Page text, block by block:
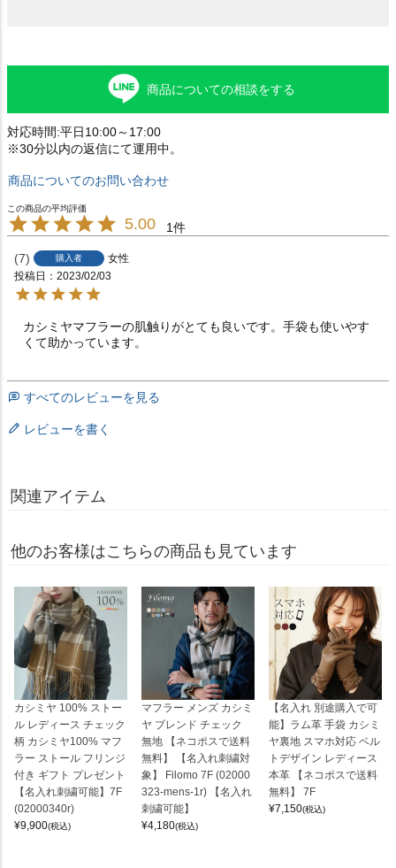
商品についての相談をする
対応時間:平日10:00～17:00
※30分以内の返信にて運用中。
商品についてのお問い合わせ
5.00 1
7 購入者
女性
投稿日
2023/02/03
カシミヤマフラーの肌触りがとても良いです。手袋も使いやす
くて助かっています。
すべてのレビューを見る
レビューを書く
関連アイテム
他のお客様はこちらの商品も見ています
カシミヤ 100% ストー
ル レディース チェック
柄 カシミヤ100% マフ
ラー ストール フリンジ
付き ギフト プレゼント
【名入れ刺繍可能】7F
(02000340r)
¥9,900(税込)
マフラー メンズ カシミ
ヤ ブレンド チェック
無地 【ネコポスで送料
無料】 【名入れ刺繍対
象】 Filomo 7F (02000
323-mens-1r) 【名入れ
刺繍可能】
¥4,180(税込)
【名入れ 別途購入で可
能】ラム革 手袋 カシミ
ヤ裏地 スマホ対応 ベル
トデザイン レディース
本革 【ネコポスで送料
無料】 7F
¥7,150(税込)